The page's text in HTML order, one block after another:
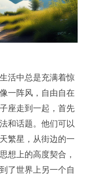
活中总是充满着惊
一阵风，自由自在
座走到一起，首先
和话题。他们可以
繁星，从街边的一
想上的高度契合，
了世界上另一个自